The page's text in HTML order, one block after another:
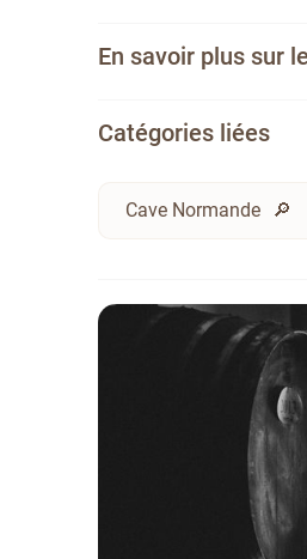
En savoir plus sur
Catégories liées
Cave Normande